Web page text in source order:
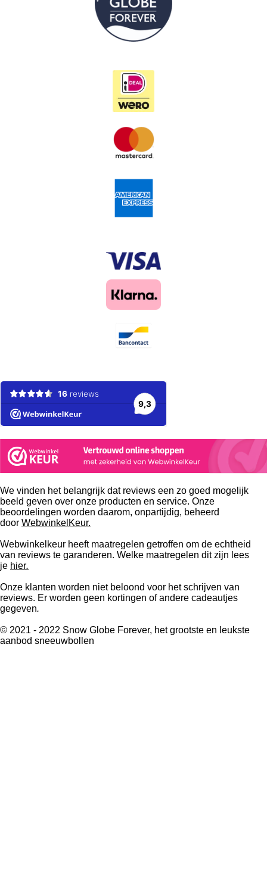
We vinden het belangrijk dat reviews een zo goed mogelijk
beeld geven over onze producten en service. Onze
beoordelingen worden daarom, onpartijdig, beheerd
door WebwinkelKeur.
Webwinkelkeur heeft maatregelen getroffen om de echtheid
van reviews te garanderen. Welke maatregelen dit zijn lees
je hier.
Onze klanten worden niet beloond voor het schrijven van
reviews. Er worden geen kortingen of andere cadeautjes
gegeven.
© 2021 - 2022 Snow Globe Forever, het grootste en leukste
aanbod sneeuwbollen